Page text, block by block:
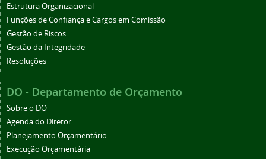
Estrutura Organizacional
Funções de Confiança e Cargos em Comissão
Gestão de Riscos
Gestão da Integridade
Resoluções
DO - Departamento de Orçamento
Sobre o DO
Agenda do Diretor
Planejamento Orçamentário
Execução Orçamentária